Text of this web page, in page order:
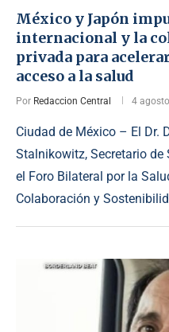
México y Japón
internacional y la
privada para
acceso a la salud
Por Redaccion Central 4
Ciudad de México – El Dr.
Stalnikowitz, Secretario de
el Foro Bilateral por la
Colaboración y